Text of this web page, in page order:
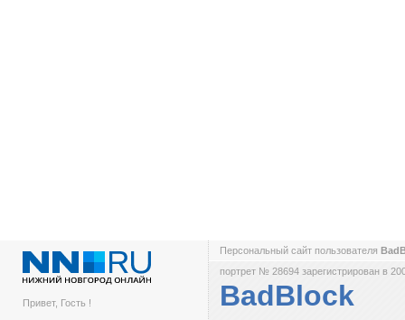
Привет, Гость !
Персональный сайт пользователя
портрет № 28694 зарегистрирован в
BadBlock